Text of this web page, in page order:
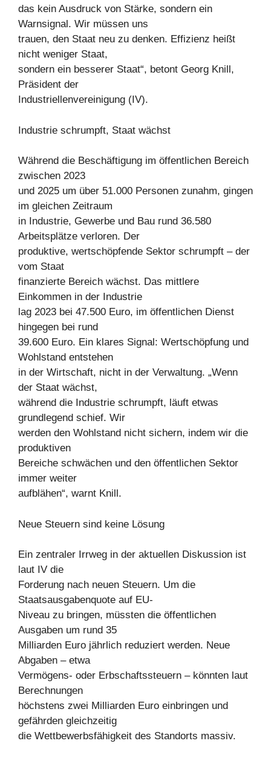
das kein Ausdruck von Stärke, sondern ein
Warnsignal. Wir müssen uns
trauen, den Staat neu zu denken. Effizienz heißt
nicht weniger Staat,
sondern ein besserer Staat“, betont Georg Knill,
Präsident der
Industriellenvereinigung (IV).
Industrie schrumpft, Staat wächst
Während die Beschäftigung im öffentlichen Bereich
zwischen 2023
und 2025 um über 51.000 Personen zunahm, gingen
im gleichen Zeitraum
in Industrie, Gewerbe und Bau rund 36.580
Arbeitsplätze verloren. Der
produktive, wertschöpfende Sektor schrumpft – der
vom Staat
finanzierte Bereich wächst. Das mittlere
Einkommen in der Industrie
lag 2023 bei 47.500 Euro, im öffentlichen Dienst
hingegen bei rund
39.600 Euro. Ein klares Signal: Wertschöpfung und
Wohlstand entstehen
in der Wirtschaft, nicht in der Verwaltung. „Wenn
der Staat wächst,
während die Industrie schrumpft, läuft etwas
grundlegend schief. Wir
werden den Wohlstand nicht sichern, indem wir die
produktiven
Bereiche schwächen und den öffentlichen Sektor
immer weiter
aufblähen“, warnt Knill.
Neue Steuern sind keine Lösung
Ein zentraler Irrweg in der aktuellen Diskussion ist
laut IV die
Forderung nach neuen Steuern. Um die
Staatsausgabenquote auf EU-
Niveau zu bringen, müssten die öffentlichen
Ausgaben um rund 35
Milliarden Euro jährlich reduziert werden. Neue
Abgaben – etwa
Vermögens- oder Erbschaftssteuern – könnten laut
Berechnungen
höchstens zwei Milliarden Euro einbringen und
gefährden gleichzeitig
die Wettbewerbsfähigkeit des Standorts massiv.